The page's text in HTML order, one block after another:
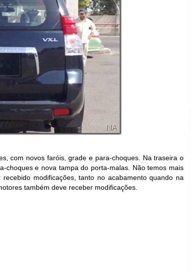
com novos faróis, grade e para-choques. Na traseira o
choques e nova tampa do porta-malas. Não temos mais
modificações, tanto no acabamento quando na
também deve receber modificações.